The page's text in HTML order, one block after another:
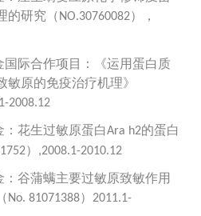
的研究（ NO.30760082），
国际合作项目：《运用蛋白质
原的免疫治疗机理》
2008.12
：花生过敏原蛋白Ara h2的蛋白
） ,2008.1-2010.12
：谷蒲螨主要过敏原致敏作用
No. 81071388） 2011.1-